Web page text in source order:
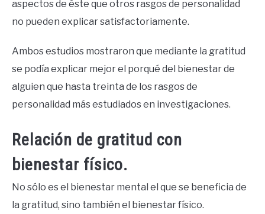
aspectos de éste que otros rasgos de personalidad
no pueden explicar satisfactoriamente.
Ambos estudios mostraron que mediante la gratitud
se podía explicar mejor el porqué del bienestar de
alguien que hasta treinta de los rasgos de
personalidad más estudiados en investigaciones.
Relación de gratitud con
bienestar físico.
No sólo es el bienestar mental el que se beneficia de
la gratitud, sino también el bienestar físico.